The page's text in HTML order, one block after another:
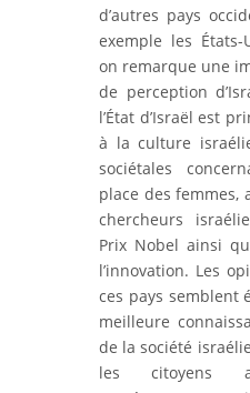
d’autres pays
exemple les
on remarque une
de perception
l’État d’Israël est
à la culture
sociétales
place des femmes,
chercheurs
Prix Nobel ainsi
l’innovation. Les
ces pays semblent
meilleure
de la société
les citoyens